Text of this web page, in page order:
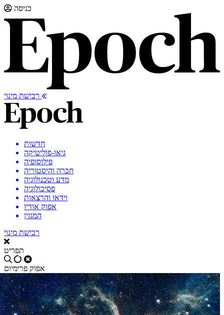
כניסה
חדשות
גיאו-פוליטיקה
פילוסופיה
חברה והיסטוריה
מדע וטכנולוגיה
פסיכולוגיה
וידאו והרצאות
אפוק אודיו
המגזין
רכישת מינוי
תפריט
אפוק פרימיום